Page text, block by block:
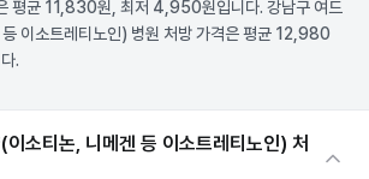
평균 11,830원, 최저 4,950원입니다. 강남구 여드
이소트레티노인) 병원 처방 가격은 평균 12,980
.
이소티논, 니메겐 등 이소트레티노인) 처